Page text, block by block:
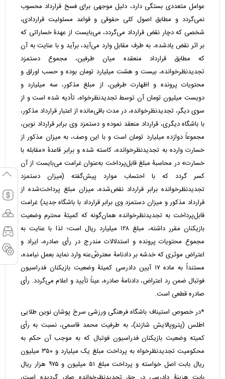
عوامل متعددی بستگی دارد، دلیل موجهی برای فسخ قرارداد محسوب
نمی‌گردد و مطابق اصول کلی حقوقی و قواعد مسئولیت قراردادی،
شخصی که دچار نقض قرارداد می‌گردد، می‌بایست از عهدۀ خساراتی که
بر اثر نقض یادشده، به طرف مقابل وارد می‌آید، برآید و با عنایت به آن
که مطابق قرارداد منعقده میان طرفین، مجموع دستمزد
تجدیدنظرخوانده، بیست و هشت میلیارد تومان بوده و حسب اوراق و
محتویات پرونده و اظهارت طرفین، از مبلغ مذکور، سه میلیارد و
دویست میلیون تومان آن توسط تجدیدنظرخواه، تأدیه شده است و از
سوی دیگر، تجدیدنظرخوانده، در مدت باقی‌مانده از اعتبار قرارداد مذکور،
با باشگاه دیگری، قرارداد منعقد نموده و دستمزد وی برابر قرارداد نوین،
مجموعاً دوازده میلیارد تومان است و با این وصف، به میزان مذکور از
خسارت وارده به تجدیدنظرخوانده، کاسته شده و برابر قاعدۀ «مقابله با
خسارت» در محاسبۀ مبلغ قابل‌پرداخت به‌عنوان غرامت می‌بایست از آن
کسر گردد که با احتساب موارد پیش‌گفته (میزان دستمزد
تجدیدنظرخوانده برابر قرارداد نقض‌شده، میزان مبلغ پرداخت‌شده از
قرارداد مذکور و میزان دستمزد وی برابر قرارداد با باشگاه جدید) غرامت
قابل‌پرداخت به تجدیدنظرخوانده همان‌گونه که کمیتۀ محترم وضعیت
بازیکنان مقرر داشته، مبلغ ۱۲۸ میلیارد ریال است؛ لذا با عنایت به
مجموع محتویات پرونده و استدلالات مندرج در رأی صادره، ایراد و
اعتراض موثری که خدشه بر دادنامۀ معترضٌ‌عنه وارد نماید بعمل نیامده،
مستنداً به ماده ۱۷ آیین دادرسی کمیتۀ وضعیت بازیکنان فدراسیون
فوتبال ضمن رد اعتراض، دادنامۀ صادره، عیناً تأیید و اعلام می‌گردد. رأی
صادره قطعی است.
*در خصوص استیناف باشگاه فرهنگی ورزشی سرخ پوشان نوین طلایی
اطلس (پتروپالایش شازند)، به طرفیت محمد قاسمی، نسبت به رأی
کمیته وضعیت بازیکنان فدراسیون فوتبال که به موجب آن حکم به
محکومیت تجدیدنظرخواه به پرداخت مبلغ یک میلیارد و ۳۵۰ میلیون
ریال بابت اصل خواسته و پرداخت مبلغ ۵۱ میلیون و ۹۷۵ هزار ریال